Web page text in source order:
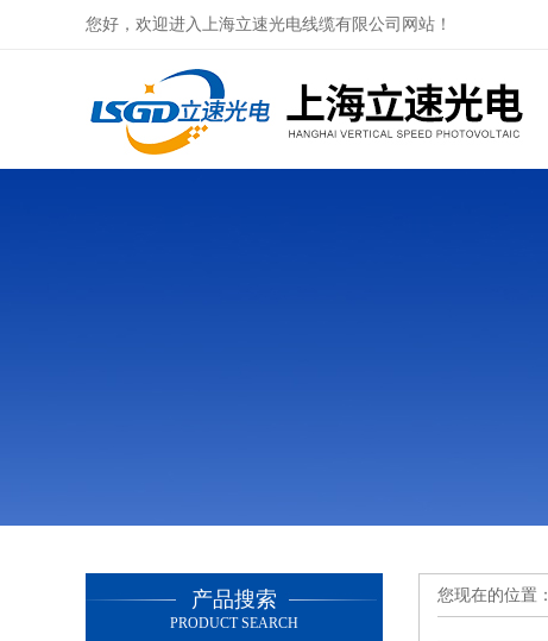
您好，欢迎进入上海立速光电线缆有限公司网站！
产品搜索
PRODUCT SEARCH
您现在的位置：